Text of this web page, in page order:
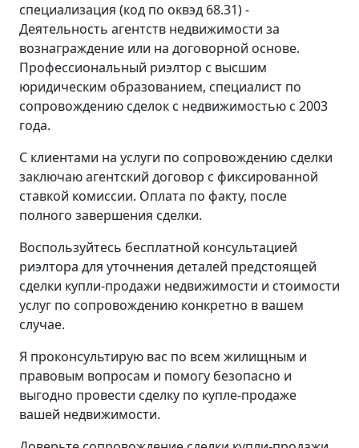
специализация (код по оквэд 68.31) -
Деятельность агентств недвижимости за
вознаграждение или на договорной основе.
Профессиональный риэлтор с высшим
юридическим образованием, специалист по
сопровождению сделок с недвижимостью с 2003
года.
С клиентами на услуги по сопровождению сделки
заключаю агентский договор с фиксированной
ставкой комиссии. Оплата по факту, после
полного завершения сделки.
Воспользуйтесь бесплатной консультацией
риэлтора для уточнения деталей предстоящей
сделки купли-продажи недвижимости и стоимости
услуг по сопровождению конкретно в вашем
случае.
Я проконсультирую вас по всем жилищным и
правовым вопросам и помогу безопасно и
выгодно провести сделку по купле-продаже
вашей недвижимости.